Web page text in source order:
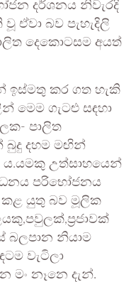
දර්ශනය නිවැරදි
ඒවා බව පැහැදිලි
දෙකොටසම අයත්
ඉස්මතු කර ගත හැකි
මෙම ගැටළු සඳහා
පාලිත
බුදු දහම මඟින්
ය.යමකු උත්සාහයෙන්
ධනය පරිභෝජනය
කළ යුතු බව මූලික
බලපාන නියාම
වැටිලා
නෑනෙ දැන්.